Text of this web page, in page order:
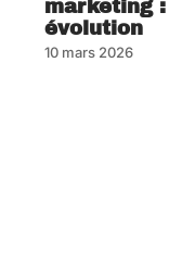
marketing
évolution
10 mars 2026